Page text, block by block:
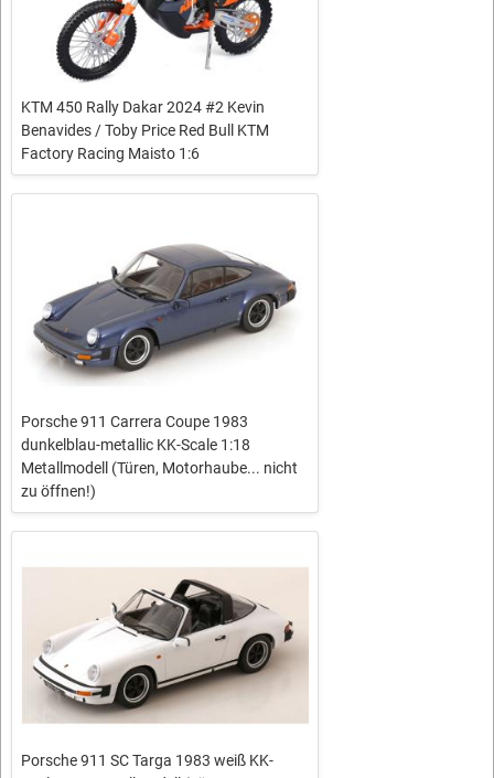
KTM 450 Rally Dakar 2024 #2 Kevin
Benavides / Toby Price Red Bull KTM
Factory Racing Maisto 1:6
Porsche 911 Carrera Coupe 1983
dunkelblau-metallic KK-Scale 1:18
Metallmodell (Türen, Motorhaube... nicht
zu öffnen!)
Porsche 911 SC Targa 1983 weiß KK-